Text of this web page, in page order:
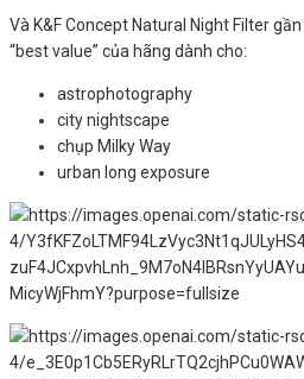
Và K&F Concept Natural Night Filter
“best value” của hãng dành cho:
astrophotography
city nightscape
chụp Milky Way
urban long exposure